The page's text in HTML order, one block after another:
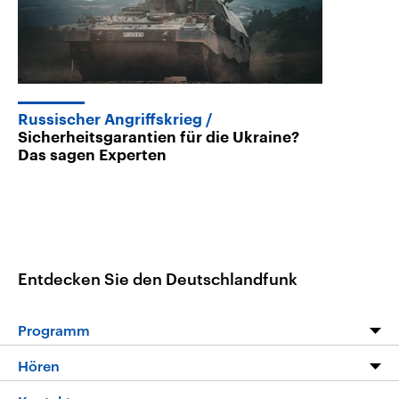
Russischer Angriffskrieg
Sicherheitsgarantien für die Ukraine?
Das sagen Experten
Entdecken Sie den Deutschlandfunk
Programm
Programm
Hören